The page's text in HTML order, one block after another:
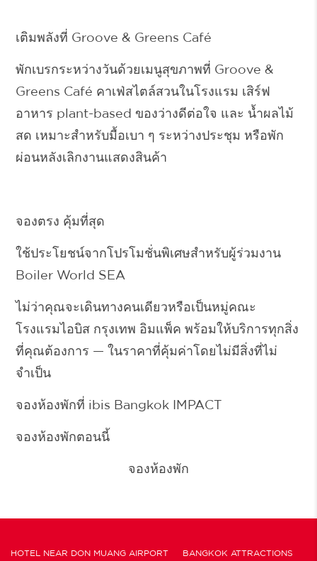
เติมพลังที่ Groove & Greens Café
พักเบรกระหว่างวันด้วยเมนูสุขภาพที่ Groove &
Greens Café คาเฟ่สไตล์สวนในโรงแรม เสิร์ฟ
อาหาร plant-based ของว่างดีต่อใจ และ น้ำผลไม้
สด เหมาะสำหรับมื้อเบา ๆ ระหว่างประชุม หรือพัก
ผ่อนหลังเลิกงานแสดงสินค้า
จองตรง คุ้มที่สุด
ใช้ประโยชน์จากโปรโมชั่นพิเศษสำหรับผู้ร่วมงาน
Boiler World SEA
ไม่ว่าคุณจะเดินทางคนเดียวหรือเป็นหมู่คณะ
โรงแรมไอบิส กรุงเทพ อิมแพ็ค พร้อมให้บริการทุกสิ่ง
ที่คุณต้องการ — ในราคาที่คุ้มค่าโดยไม่มีสิ่งที่ไม่
จำเป็น
จองห้องพักที่ ibis Bangkok IMPACT
จองห้องพักตอนนี้
จองห้องพัก
HOTEL NEAR DON MUANG AIRPORT BANGKOK ATTRACTIONS